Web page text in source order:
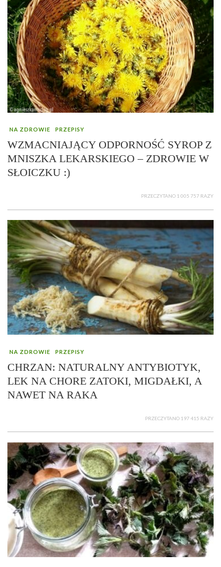
NA ZDROWIE PRZEPISY
WZMACNIAJĄCY ODPORNOŚĆ SYROP Z
MNISZKA LEKARSKIEGO – ZDROWIE W
SŁOICZKU :)
PRZECZYTANO 1 005 757 RAZY
NA ZDROWIE PRZEPISY
CHRZAN: NATURALNY ANTYBIOTYK,
LEK NA CHORE ZATOKI, MIGDAŁKI, A
NAWET NA RAKA
PRZECZYTANO 197 415 RAZY